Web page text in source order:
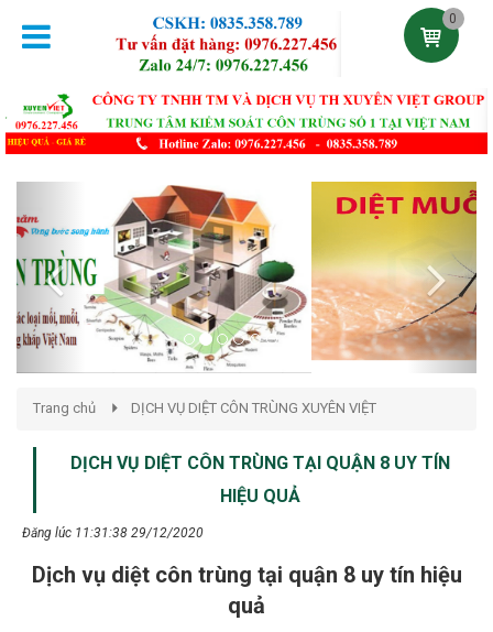
0
Previous Next
DỊCH VỤ DIỆT CÔN TRÙNG XUYÊN VIỆT
DỊCH VỤ DIỆT CÔN TRÙNG TẠI QUẬN 8 UY TÍN
HIỆU QUẢ
Dịch vụ diệt côn trùng tại quận 8 uy tín hiệu
quả